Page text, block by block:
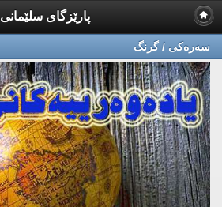
پارێزگای سلێمانی
سه‌ره‌كی / گرنگ